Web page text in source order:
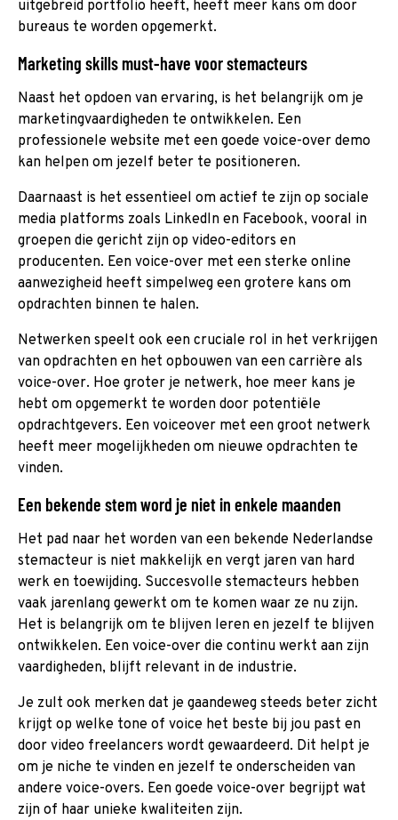
uitgebreid portfolio heeft, heeft meer kans om door
bureaus te worden opgemerkt.
Marketing skills must-have voor stemacteurs
Naast het opdoen van ervaring, is het belangrijk om je
marketingvaardigheden te ontwikkelen. Een
professionele website met een goede voice-over demo
kan helpen om jezelf beter te positioneren.
Daarnaast is het essentieel om actief te zijn op sociale
media platforms zoals LinkedIn en Facebook, vooral in
groepen die gericht zijn op video-editors en
producenten. Een voice-over met een sterke online
aanwezigheid heeft simpelweg een grotere kans om
opdrachten binnen te halen.
Netwerken speelt ook een cruciale rol in het verkrijgen
van opdrachten en het opbouwen van een carrière als
voice-over. Hoe groter je netwerk, hoe meer kans je
hebt om opgemerkt te worden door potentiële
opdrachtgevers. Een voiceover met een groot netwerk
heeft meer mogelijkheden om nieuwe opdrachten te
vinden.
Een bekende stem word je niet in enkele maanden
Het pad naar het worden van een bekende Nederlandse
stemacteur is niet makkelijk en vergt jaren van hard
werk en toewijding. Succesvolle stemacteurs hebben
vaak jarenlang gewerkt om te komen waar ze nu zijn.
Het is belangrijk om te blijven leren en jezelf te blijven
ontwikkelen. Een voice-over die continu werkt aan zijn
vaardigheden, blijft relevant in de industrie.
Je zult ook merken dat je gaandeweg steeds beter zicht
krijgt op welke tone of voice het beste bij jou past en
door video freelancers wordt gewaardeerd. Dit helpt je
om je niche te vinden en jezelf te onderscheiden van
andere voice-overs. Een goede voice-over begrijpt wat
zijn of haar unieke kwaliteiten zijn.